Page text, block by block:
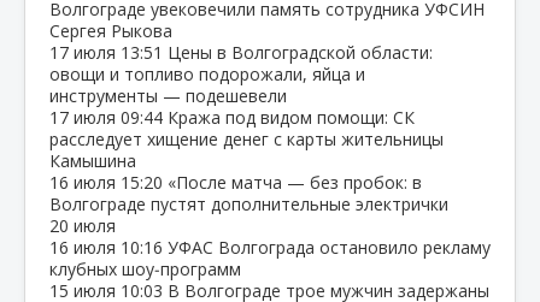
Волгограде увековечили память сотрудника УФСИН
Сергея Рыкова
17 июля 13:51 Цены в Волгоградской области:
овощи и топливо подорожали, яйца и
инструменты — подешевели
17 июля 09:44 Кража под видом помощи: СК
расследует хищение денег с карты жительницы
Камышина
16 июля 15:20 «После матча — без пробок: в
Волгограде пустят дополнительные электрички
20 июля
16 июля 10:16 УФАС Волгограда остановило рекламу
клубных шоу‑программ
15 июля 10:03 В Волгограде трое мужчин задержаны